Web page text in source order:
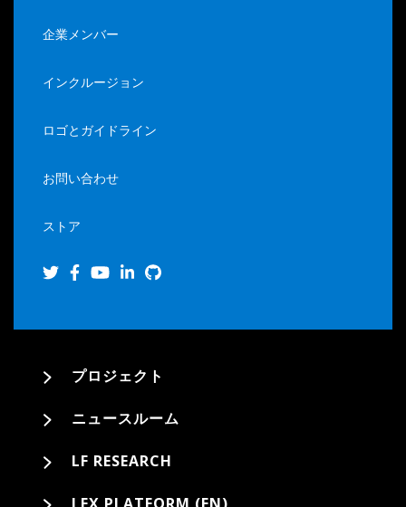
企業メンバー
インクルージョン
ロゴとガイドライン
お問い合わせ
ストア
プロジェクト
ニュースルーム
LF RESEARCH